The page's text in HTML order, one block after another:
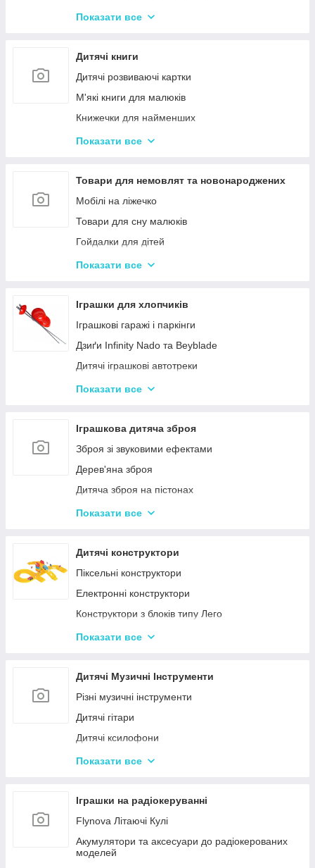
Іграшки з музичними ефектами
Машинки іграшкові для дітей
Дитяче кермо
Іграшка Неваляшка
Каталки з ручкою і на мотузочці
Розвиваючі килимки
Магнітна риболовля для дітей
Стрибуни для дітей
Показати все
Дитячі книги
Дитячі розвиваючі картки
М'які книги для малюків
Книжечки для найменших
Книги з наклейками
Книги для дітей початкових класів
Книги для підлітків
Енциклопедії для дітей
Показати все
Товари для немовлят та новонароджених
Мобілі на ліжечко
Товари для сну малюків
Гойдалки для дітей
Дитячі горщики
Розвиваючі килимки для немовлят
Нічні світильники для немовлят
Дитячий посуд
Дитяча гігієна та догляд
Дитяча безпека
Показати все
Іграшки для хлопчиків
Іграшкові гаражі і паркінги
Дзиґи Infinity Nado та Beyblade
Дитячі іграшкові автотреки
Іграшкова залізниця та потяги
Дитячий іграшковий інструмент
Іграшкові роботи-трансформери
Ігрові рольові набори для хлопчиків
Показати все
Іграшкова дитяча зброя
Зброя зі звуковими ефектами
Дерев'яна зброя
Дитяча зброя на пістонах
Дитячі водяні пістолети, автомати
Дитячі іграшкові луки, стріли, арбалети
Іграшкові пістолети
Дитячі пістолети, гвинтівки з м'якими кулями
Показати все
Дитячі конструктори
Піксельні конструктори
Електронні конструктори
Конструктори з блоків типу Лего
Конструктор для малюків з великими деталями
Тривимірні пазли-конструктори
Металеві конструктори
Показати все
Дитячі Музичні Інструменти
Різні музичні інструменти
Дитячі гітари
Дитячі ксилофони
Дитячі Синтезатори та Піаніно
Показати все
Іграшки на радіокеруванні
Flynova Літаючі Кулі
Акумулятори та аксесуари до радіокерованих
моделей